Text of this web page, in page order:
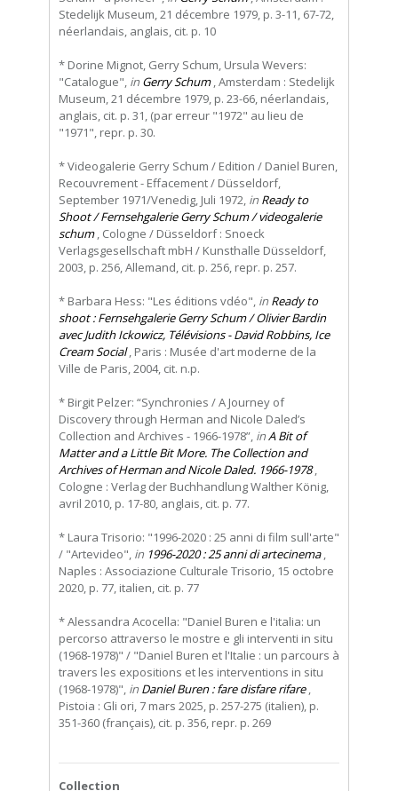
Stedelijk Museum, 21 décembre 1979, p. 3-11, 67-72,
néerlandais, anglais, cit. p. 10
* Dorine Mignot, Gerry Schum, Ursula Wevers:
"Catalogue", in Gerry Schum, Amsterdam : Stedelijk
Museum, 21 décembre 1979, p. 23-66, néerlandais,
anglais, cit. p. 31, (par erreur "1972" au lieu de
"1971", repr. p. 30.
* Videogalerie Gerry Schum / Edition / Daniel Buren,
Recouvrement - Effacement / Düsseldorf,
September 1971/Venedig, Juli 1972, in Ready to
Shoot / Fernsehgalerie Gerry Schum / videogalerie
schum, Cologne / Düsseldorf : Snoeck
Verlagsgesellschaft mbH / Kunsthalle Düsseldorf,
2003, p. 256, Allemand, cit. p. 256, repr. p. 257.
* Barbara Hess: "Les éditions vdéo", in Ready to
shoot : Fernsehgalerie Gerry Schum / Olivier Bardin
avec Judith Ickowicz, Télévisions - David Robbins, Ice
Cream Social, Paris : Musée d'art moderne de la
Ville de Paris, 2004, cit. n.p.
* Birgit Pelzer: “Synchronies / A Journey of
Discovery through Herman and Nicole Daled’s
Collection and Archives - 1966-1978”, inA Bit of
Matter and a Little Bit More. The Collection and
Archives of Herman and Nicole Daled. 1966-1978,
Cologne : Verlag der Buchhandlung Walther König,
avril 2010, p. 17-80, anglais, cit. p. 77.
* Laura Trisorio: "1996-2020 : 25 anni di film sull'arte"
/ "Artevideo", in 1996-2020 : 25 anni di artecinema,
Naples : Associazione Culturale Trisorio, 15 octobre
2020, p. 77, italien, cit. p. 77
* Alessandra Acocella: "Daniel Buren e l'italia: un
percorso attraverso le mostre e gli interventi in situ
(1968-1978)" / "Daniel Buren et l'Italie : un parcours à
travers les expositions et les interventions in situ
(1968-1978)", in Daniel Buren : fare disfare rifare,
Pistoia : Gli ori, 7 mars 2025, p. 257-275 (italien), p.
351-360 (français), cit. p. 356, repr. p. 269
Collection